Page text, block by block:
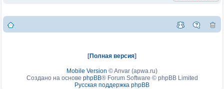
[Полная версия]
Mobile Version ©Anvar (apwa.ru)
Создано на основе phpBB® Forum Software © phpBB Limited
Русская поддержка phpBB